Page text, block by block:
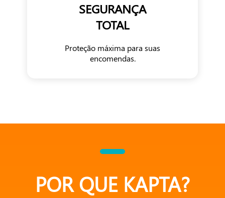
SEGURANÇA
TOTAL
Proteção máxima para suas
encomendas.
POR QUE KAPTA?